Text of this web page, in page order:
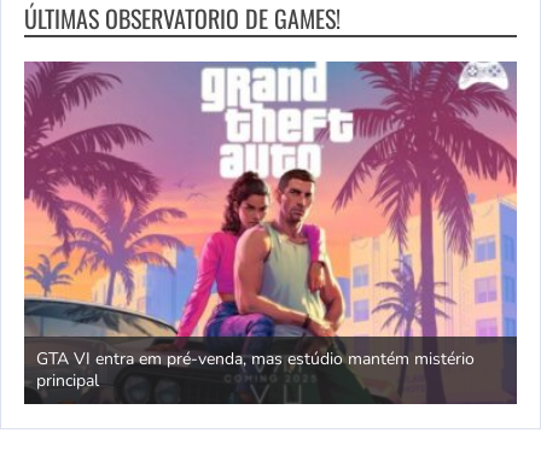
ÚLTIMAS OBSERVATORIO DE GAMES!
GTA VI entra em pré-venda, mas estúdio mantém mistério
principal